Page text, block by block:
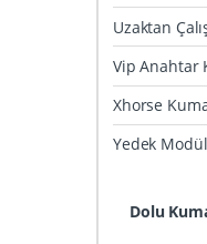
Uzaktan
Vip Anahtar
Xhorse
Yedek
Dolu